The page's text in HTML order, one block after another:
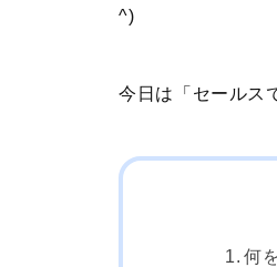
^)
今日は「セールス
何